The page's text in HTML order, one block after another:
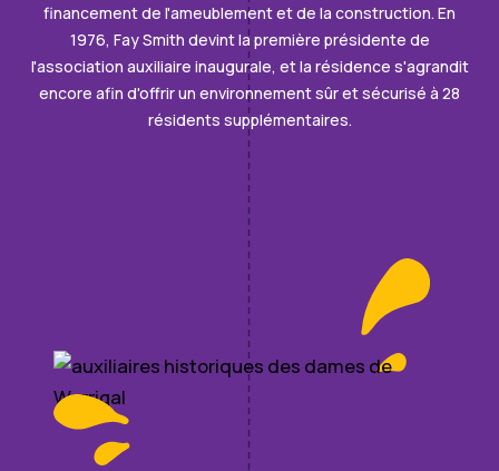
financement de l'ameublement et de la construction. En
1976, Fay Smith devint la première présidente de
l'association auxiliaire inaugurale, et la résidence s'agrandit
encore afin d'offrir un environnement sûr et sécurisé à 28
résidents supplémentaires.